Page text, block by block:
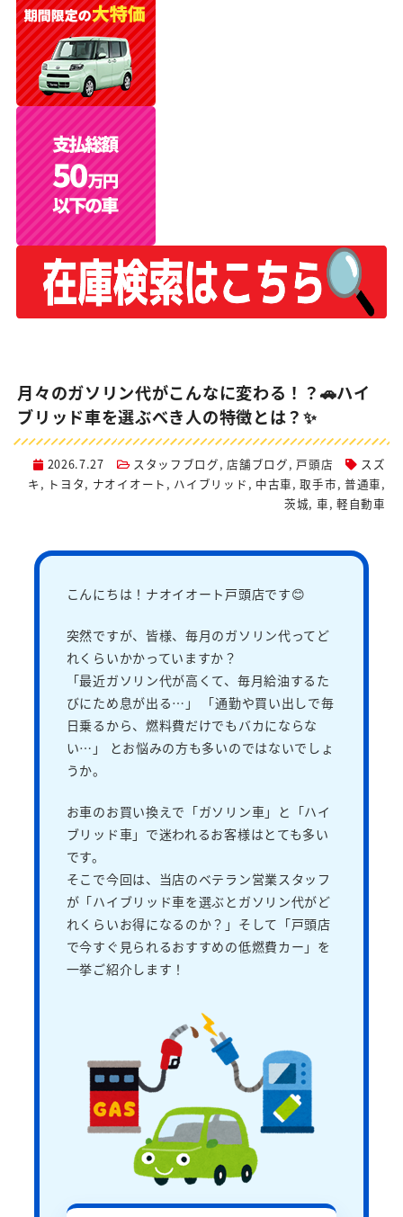
月々のガソリン代がこんなに変わる！？🚗ハイ
ブリッド車を選ぶべき人の特徴とは？✨
2026.7.27 スタッフブログ, 店舗ブログ, 戸頭店
スズ
キ, トヨタ, ナオイオート , ハイブリッド , 中古車,取手市, 普通車,
茨城, 車, 軽自動車
こんにちは！ナオイオート戸頭店です😊
突然ですが、皆様、毎月のガソリン代ってど
れくらいかかっていますか？
「最近ガソリン代が高くて、毎月給油するた
びにため息が出る…」 「通勤や買い出しで毎
日乗るから、燃料費だけでもバカにならな
い…」 とお悩みの方も多いのではないでしょ
うか。
お車のお買い換えで「ガソリン車」と「ハイ
ブリッド車」で迷われるお客様はとても多い
です。
そこで今回は、当店のベテラン営業スタッフ
が「ハイブリッド車を選ぶとガソリン代がど
れくらいお得になるのか？」そして「戸頭店
で今すぐ見られるおすすめの低燃費カー」を
一挙ご紹介します！